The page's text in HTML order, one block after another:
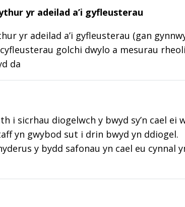
yr adeilad a’i gyfleusterau
yr adeilad a’i gyfleusterau (gan
golchi dwylo a mesurau
da
i sicrhau diogelwch y bwyd sy’n cael ei
yn gwybod sut i drin bwyd yn ddiogel.
y bydd safonau yn cael eu cynnal